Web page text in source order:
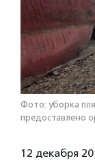
Фото: уборка
предоставлено
12 декабря